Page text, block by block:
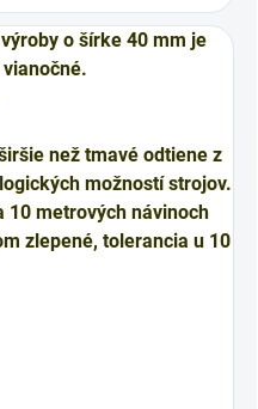
o šírke 40 mm je
než tmavé odtiene z
možností strojov.
10 metrových návinoch
zlepené, tolerancia u 10